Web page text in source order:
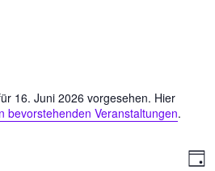
16. Juni 2026 vorgesehen. Hier
bevorstehenden Veranstaltungen.
Tag